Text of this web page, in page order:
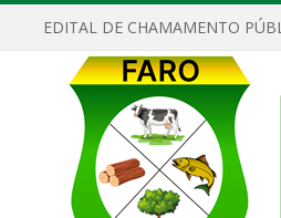
EDITAL DE CHAMAMENTO